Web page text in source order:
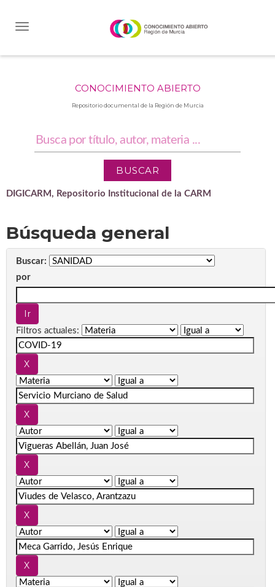
CONOCIMIENTO ABIERTO
Repositorio documental de la Región de Murcia
DIGICARM, Repositorio Institucional de la CARM
Búsqueda general
Buscar:
por
Filtros actuales: